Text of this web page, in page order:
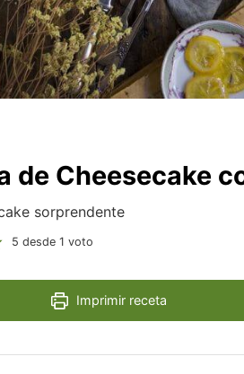
de Cheesecake
sorprendente
5 desde 1 voto
Imprimir receta